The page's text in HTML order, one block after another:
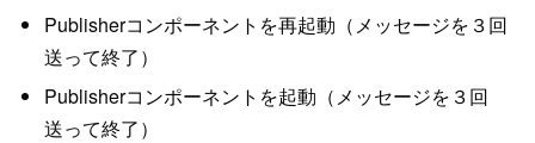
Publisherコンポーネントを再起動（メッセージを３回
送って終了）
Publisherコンポーネントを起動（メッセージを３回
送って終了）